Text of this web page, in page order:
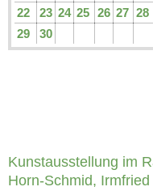
22
23 24 25 26 27 28
29
30
Kunstausstellung im
Horn-Schmid,